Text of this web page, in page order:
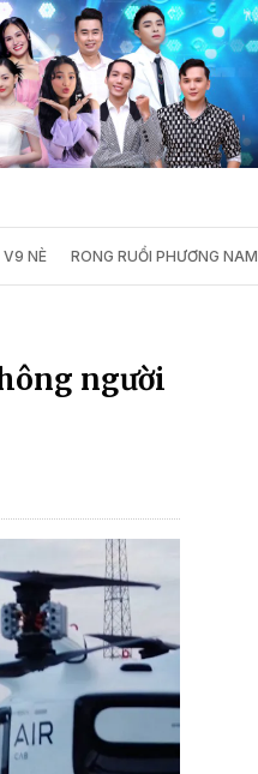
V9 NÈ RONG RUỔI PHƯƠNG NAM
người